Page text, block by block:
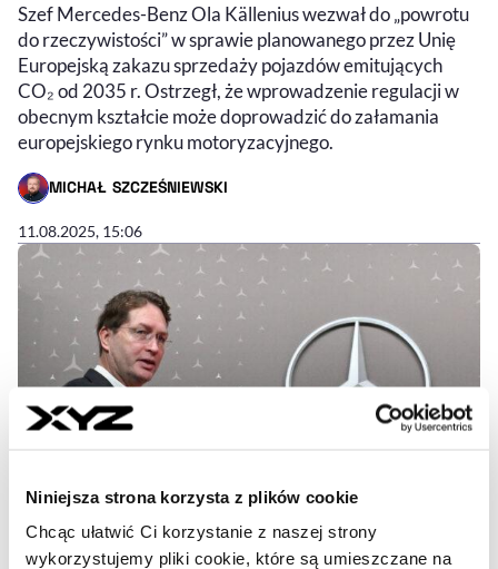
Niniejsza strona korzysta z plików cookie
Chcąc ułatwić Ci korzystanie z naszej strony
wykorzystujemy pliki cookie, które są umieszczane na
Szef Mercedes-Benz Ola Källenius wezwał do „powrotu
do rzeczywistości” w sprawie planowanego przez Unię
Europejską zakazu sprzedaży pojazdów emitujących
CO₂ od 2035 r. Ostrzegł, że wprowadzenie regulacji w
obecnym kształcie może doprowadzić do załamania
europejskiego rynku motoryzacyjnego.
MICHAŁ SZCZEŚNIEWSKI
- AUTOR ARTYKUŁU - PROFIL
11.08.2025, 15:06